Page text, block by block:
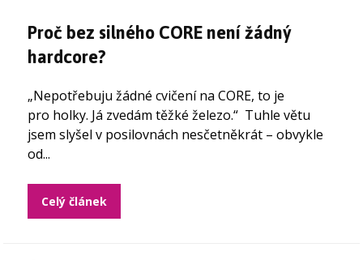
Proč bez silného CORE není žádný
hardcore?
„Nepotřebuju žádné cvičení na CORE, to je
pro holky. Já zvedám těžké železo.“ Tuhle větu
jsem slyšel v posilovnách nesčetněkrát – obvykle
od...
Celý článek